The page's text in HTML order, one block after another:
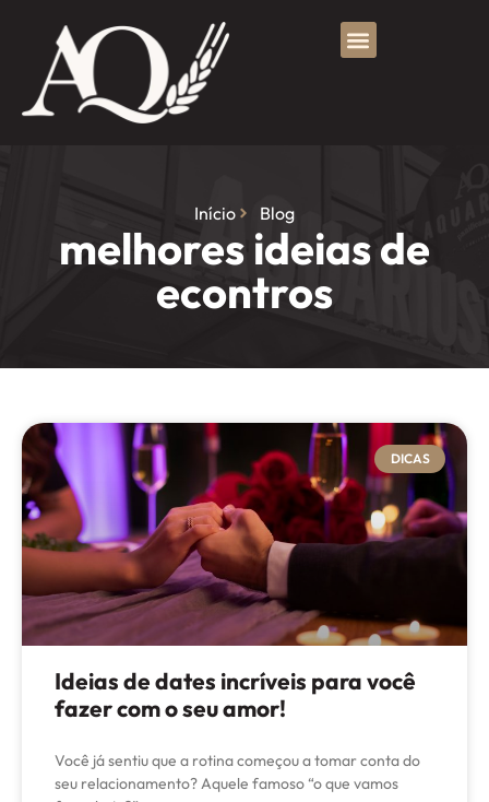
Início Blog
melhores ideias de
econtros
DICAS
Ideias de dates incríveis para você
fazer com o seu amor!
Você já sentiu que a rotina começou a tomar conta do
seu relacionamento? Aquele famoso “o que vamos